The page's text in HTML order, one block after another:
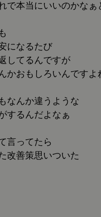
で本当にいいのかなぁ
になるたび
してるんですが
かおもしろいんですよ
なんか違うような
するんだよなぁ
言ってたら
改善策思いついた